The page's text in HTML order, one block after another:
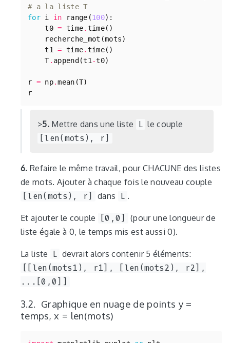
# a la liste T
for i in range (100):
t0 = time. time()
recherche_mot (mots)
t1
= time. time()
T. append(t1 -t0)
r = np.mean (T)
r
5. Mettre dans une liste L le couple
[len(mots), r]
6. Refaire le même travail, pour CHACUNE des listes
de mots. Ajouter à chaque fois le nouveau couple
[len(mots), r] dans L .
Et ajouter le couple [0,0]
(pour une longueur de
liste égale à 0, le temps mis est aussi 0).
La liste L devrait alors contenir 5 éléments:
[[len(mots1), r1], [len(mots2), r2],
...[0,0]]
Graphique en nuage de points y =
temps, x = len(mots)